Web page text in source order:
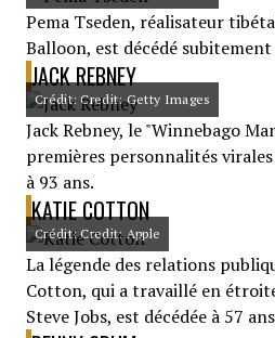
Pema Tseden, réalisateur
Balloon, est décédé
JACK REBNEY
Crédit: Credit: Getty Images
Jack Rebney, le "Winnebago
premières personnalités
à 93 ans.
KATIE COTTON
Crédit: Credit: Apple
La légende des relations
Cotton, qui a travaillé en
Steve Jobs, est décédée à 57